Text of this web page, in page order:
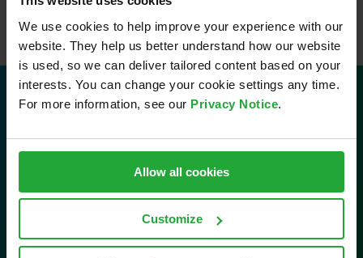
We use cookies to help improve your experience with our
website. They help us better understand how our website
is used, so we can deliver tailored content based on your
interests. You can change your cookie settings any time.
For more information, see our Privacy Notice.
Allow all cookies
Customize
Kontakt
AVL Software and Functions GmbH
Im Gewerbepark B29
93059 Regensburg
Email:info.sfr@avl.com